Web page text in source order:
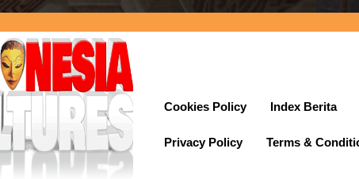
Cookies Policy Index Berita
Privacy Policy Terms &